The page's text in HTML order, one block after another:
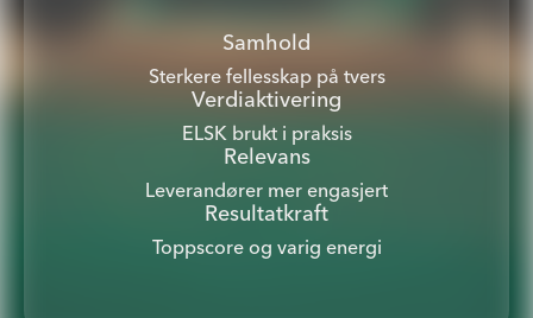
Samhold
Sterkere fellesskap på tvers
Verdiaktivering
ELSK brukt i praksis
Relevans
Leverandører mer engasjert
Resultatkraft
Toppscore og varig energi